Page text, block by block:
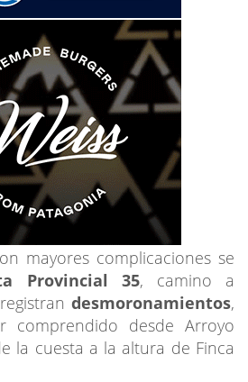
mayores complicaciones se
Provincial 35, camino a
desmoronamientos,
comprendido desde Arroyo
la cuesta a la altura de Finca